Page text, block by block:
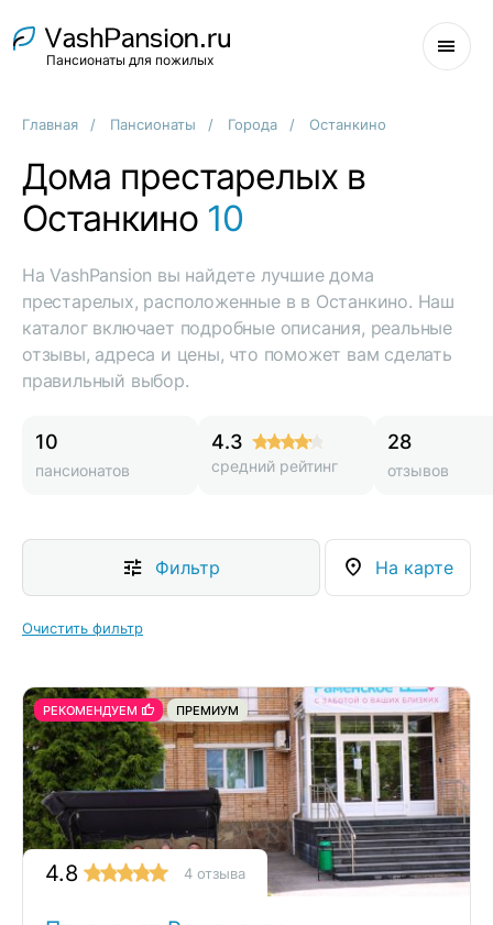
Пансионаты для пожилых
Главная Пансионаты Города Останкино
Дома престарелых в
Останкино 10
На VashPansion вы найдете лучшие дома
престарелых, расположенные в в Останкино. Наш
каталог включает подробные описания, реальные
отзывы, адреса и цены, что поможет вам сделать
правильный выбор.
10
пансионатов
4.3
средний рейтинг
28
отзывов
Фильтр На карте
Очистить фильтр
РЕКОМЕНДУЕМ ПРЕМИУМ
4.8 4 отзыва